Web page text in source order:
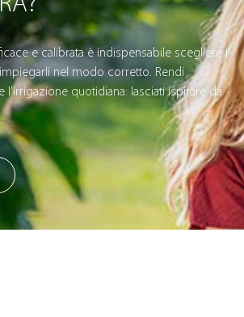
e calibrata è indispensabile scegliere i
nel modo corretto. Rendi
l’irrigazione quotidiana: lasciati ispirare da